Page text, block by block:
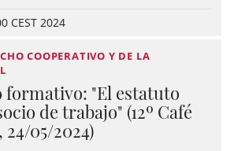
CEST 2024
COOPERATIVO Y DE LA
"El estatuto
de trabajo" (12º Café
05/2024)